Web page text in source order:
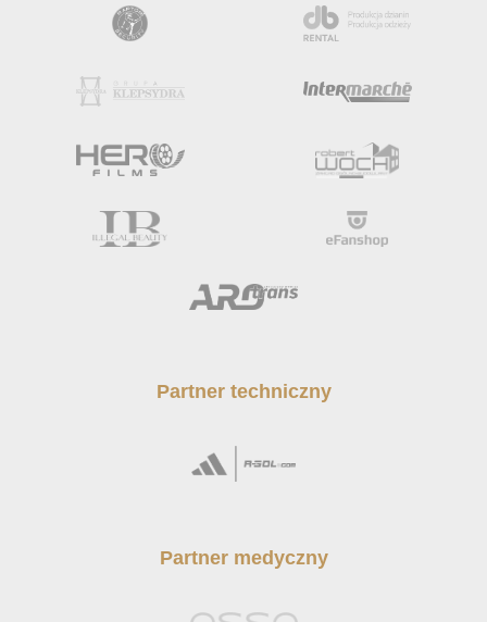
Partner techniczny
Partner medyczny